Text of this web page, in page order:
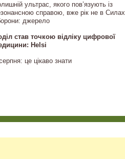
ультрас, якого пов’язують із
справою, вже рік не в Силах
джерело
став точкою відліку цифрової
Helsi
це цікаво знати